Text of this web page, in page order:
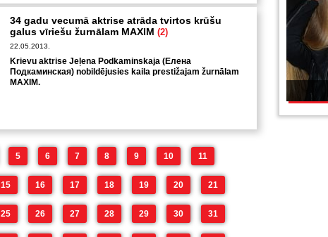
34 gadu vecumā aktrise atrāda tvirtos krūšu
galus vīriešu žurnālam MAXIM (2)
22.05.2013.
Krievu aktrise Jeļena Podkaminskaja (Елена
Подкаминская) nobildējusies kaila prestižajam žurnālam
MAXIM.
5 6 7 8 9 10 11
15 16 17 18 19 20 21
25 26 27 28 29 30 31